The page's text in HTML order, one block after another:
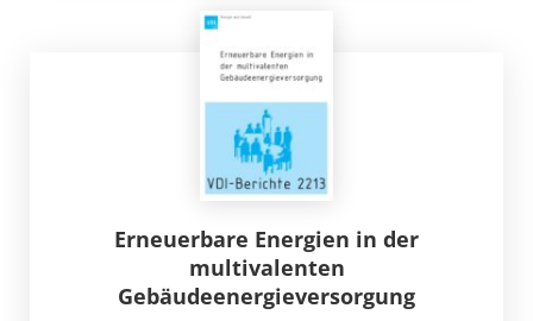
Erneuerbare Energien in der
multivalenten
Gebäudeenergieversorgung